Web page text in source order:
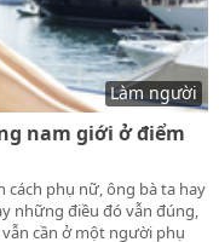
Làm người
nam giới ở điểm
cách phụ nữ, ông bà ta hay
những điều đó vẫn đúng,
cần ở một người phụ